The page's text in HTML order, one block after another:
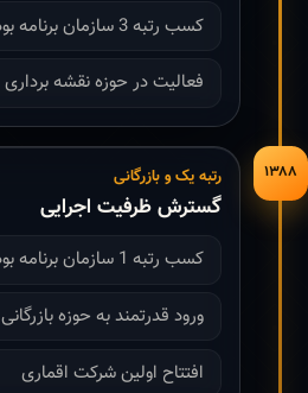
کسب رتبه 3 سازمان برنامه بودجه
فعالیت در حوزه نقشه برداری
۱۳۸۸ رتبه یک و بازرگانی
گسترش ظرفیت اجرایی
کسب رتبه 1 سازمان برنامه بودجه
ورود قدرتمند به حوزه بازرگانی
افتتاح اولین شرکت اقماری